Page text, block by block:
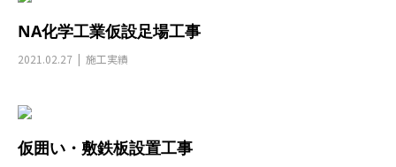
NA化学工業仮設足場工事
2021.02.27 施工実績
仮囲い・敷鉄板設置工事